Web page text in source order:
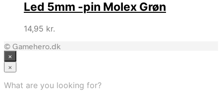
Led 5mm -pin Molex Grøn
14,95 kr.
© Gamehero.dk
×
×
What are you looking for?